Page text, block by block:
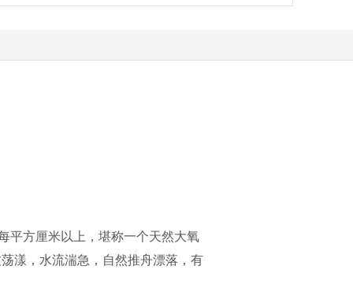
平方厘米以上，堪称一个天然大氧
漾，水流湍急，自然推舟漂落，有